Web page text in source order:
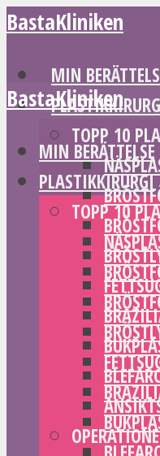
BastaKliniken
MIN
TOPP 10
BastaKliniken
MIN BERÄTTELSE
PLASTIKKIRURGI
TOPP 10